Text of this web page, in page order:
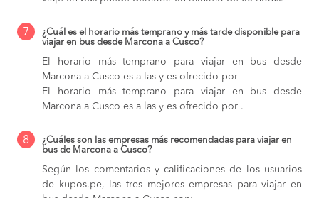
7
¿Cuál es el horario más temprano y más tarde disponible para
viajar en bus desde Marcona a Cusco?
El horario más temprano para viajar en bus desde
Marcona a Cusco es a las y es ofrecido por
El horario más temprano para viajar en bus desde
Marcona a Cusco es a las y es ofrecido por .
8
¿Cuáles son las empresas más recomendadas para viajar en
bus de Marcona a Cusco?
Según los comentarios y calificaciones de los usuarios
de kupos.pe, las tres mejores empresas para viajar en